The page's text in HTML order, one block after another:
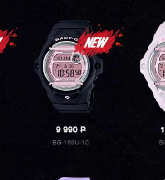
9 990P
BG-169U-1C